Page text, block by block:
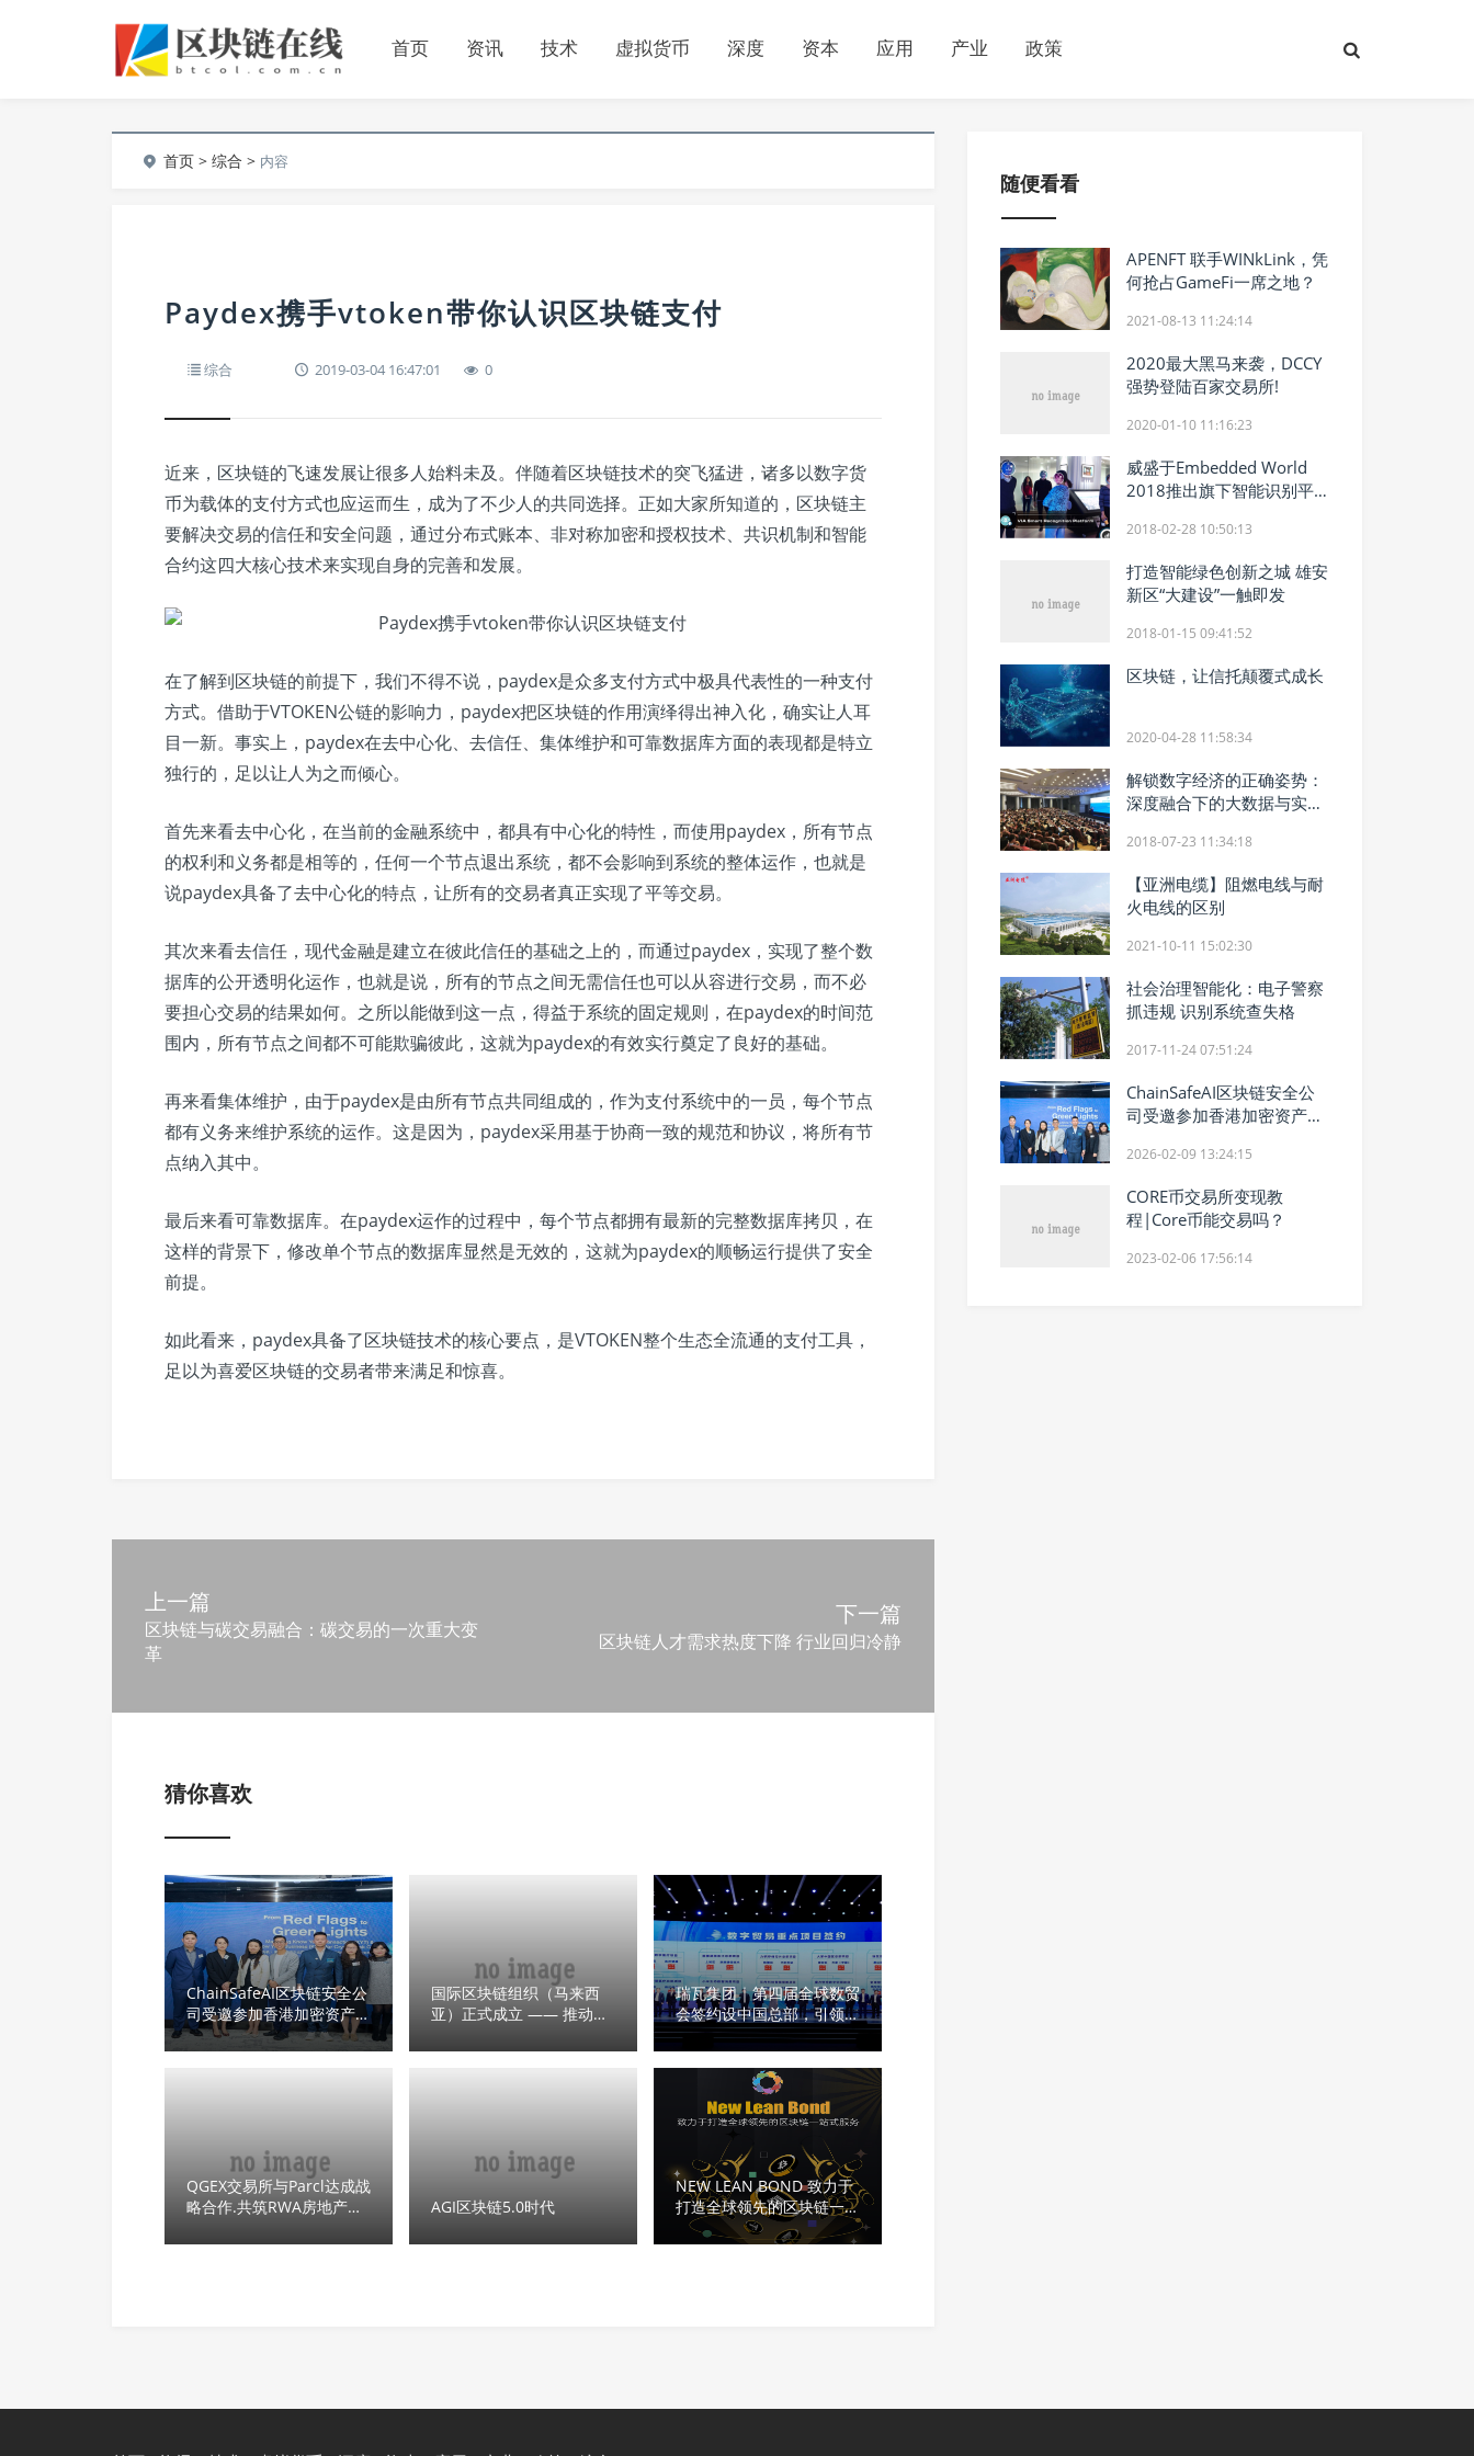
首页 资讯 技术 虚拟货币 深度 资本 应用 产业 政策
首页 >综合 > 内容
Paydex携手vtoken带你认识区块链支付
综合 2019-03-04 16:47:01 0
近来，区块链的飞速发展让很多人始料未及。伴随着区块链技术的突飞猛进，诸多以数字货
币为载体的支付方式也应运而生，成为了不少人的共同选择。正如大家所知道的，区块链主
要解决交易的信任和安全问题，通过分布式账本、非对称加密和授权技术、共识机制和智能
合约这四大核心技术来实现自身的完善和发展。
在了解到区块链的前提下，我们不得不说，paydex是众多支付方式中极具代表性的一种支付
方式。借助于VTOKEN公链的影响力，paydex把区块链的作用演绎得出神入化，确实让人耳
目一新。事实上，paydex在去中心化、去信任、集体维护和可靠数据库方面的表现都是特立
独行的，足以让人为之而倾心。
首先来看去中心化，在当前的金融系统中，都具有中心化的特性，而使用paydex，所有节点
的权利和义务都是相等的，任何一个节点退出系统，都不会影响到系统的整体运作，也就是
说paydex具备了去中心化的特点，让所有的交易者真正实现了平等交易。
其次来看去信任，现代金融是建立在彼此信任的基础之上的，而通过paydex，实现了整个数
据库的公开透明化运作，也就是说，所有的节点之间无需信任也可以从容进行交易，而不必
要担心交易的结果如何。之所以能做到这一点，得益于系统的固定规则，在paydex的时间范
围内，所有节点之间都不可能欺骗彼此，这就为paydex的有效实行奠定了良好的基础。
再来看集体维护，由于paydex是由所有节点共同组成的，作为支付系统中的一员，每个节点
都有义务来维护系统的运作。这是因为，paydex采用基于协商一致的规范和协议，将所有节
点纳入其中。
最后来看可靠数据库。在paydex运作的过程中，每个节点都拥有最新的完整数据库拷贝，在
这样的背景下，修改单个节点的数据库显然是无效的，这就为paydex的顺畅运行提供了安全
前提。
如此看来，paydex具备了区块链技术的核心要点，是VTOKEN整个生态全流通的支付工具，
足以为喜爱区块链的交易者带来满足和惊喜。
上一篇
区块链与碳交易融合：碳交易的一次重大变
革
下一篇
区块链人才需求热度下降 行业回归冷静
猜你喜欢
ChainSafeAI区块链安全公
司受邀参加香港加密资产风
险管理研讨会
国际区块链组织（马来西
亚）正式成立 —— 推动国
时代
瑞瓦集团｜第四届全球数贸
会签约设中国总部，引领区
块链产业发展
QGEX交易所与Parcl达成战
略合作.共筑RWA房地产碎
AGI区块链5.0时代
NEW LEAN BOND 致力于
打造全球领先的区块链一站
式服务
随便看看
APENFT 联手WINkLink，凭
何抢占GameFi一席之地？
2021-08-13 11:24:14
2020最大黑马来袭，DCCY
强势登陆百家交易所!
2020-01-10 11:16:23
威盛于Embedded World
2018推出旗下智能识别平
2018-02-28 10:50:13
打造智能绿色创新之城 雄安
新区“大建设”一触即发
2018-01-15 09:41:52
区块链，让信托颠覆式成长
2020-04-28 11:58:34
解锁数字经济的正确姿势：
深度融合下的大数据与实体
2018-07-23 11:34:18
【亚洲电缆】阻燃电线与耐
火电线的区别
2021-10-11 15:02:30
社会治理智能化：电子警察
抓违规 识别系统查失格
2017-11-24 07:51:24
ChainSafeAI区块链安全公
司受邀参加香港加密资产风
2026-02-09 13:24:15
CORE币交易所变现教
程|Core币能交易吗？
2023-02-06 17:56:14